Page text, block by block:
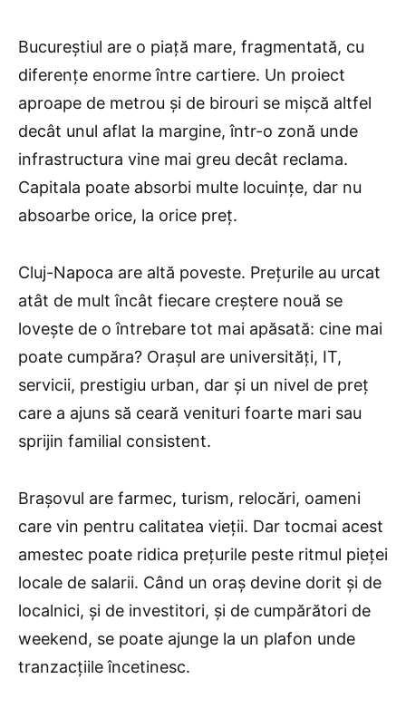
Bucureștiul are o piață mare, fragmentată, cu
diferențe enorme între cartiere. Un proiect
aproape de metrou și de birouri se mișcă altfel
decât unul aflat la margine, într-o zonă unde
infrastructura vine mai greu decât reclama.
Capitala poate absorbi multe locuințe, dar nu
absoarbe orice, la orice preț.
Cluj-Napoca are altă poveste. Prețurile au urcat
atât de mult încât fiecare creștere nouă se
lovește de o întrebare tot mai apăsată: cine mai
poate cumpăra? Orașul are universități, IT,
servicii, prestigiu urban, dar și un nivel de preț
care a ajuns să ceară venituri foarte mari sau
sprijin familial consistent.
Brașovul are farmec, turism, relocări, oameni
care vin pentru calitatea vieții. Dar tocmai acest
amestec poate ridica prețurile peste ritmul pieței
locale de salarii. Când un oraș devine dorit și de
localnici, și de investitori, și de cumpărători de
weekend, se poate ajunge la un plafon unde
tranzacțiile încetinesc.